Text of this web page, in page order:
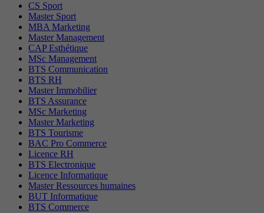
CS Sport
Master Sport
MBA Marketing
Master Management
CAP Esthétique
MSc Management
BTS Communication
BTS RH
Master Immobilier
BTS Assurance
MSc Marketing
Master Marketing
BTS Tourisme
BAC Pro Commerce
Licence RH
BTS Electronique
Licence Informatique
Master Ressources humaines
BUT Informatique
BTS Commerce